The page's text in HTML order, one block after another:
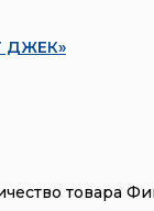
ДЖЕК»
товара